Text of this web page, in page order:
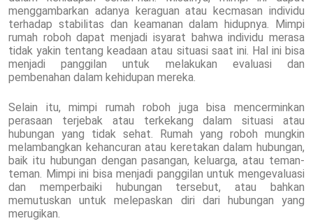
menggambarkan adanya keraguan atau kecmasan individu
terhadap stabilitas dan keamanan dalam hidupnya. Mimpi
rumah roboh dapat menjadi isyarat bahwa individu merasa
tidak yakin tentang keadaan atau situasi saat ini. Hal ini bisa
menjadi panggilan untuk melakukan evaluasi dan
pembenahan dalam kehidupan mereka.
Selain itu, mimpi rumah roboh juga bisa mencerminkan
perasaan terjebak atau terkekang dalam situasi atau
hubungan yang tidak sehat. Rumah yang roboh mungkin
melambangkan kehancuran atau keretakan dalam hubungan,
baik itu hubungan dengan pasangan, keluarga, atau teman-
teman. Mimpi ini bisa menjadi panggilan untuk mengevaluasi
dan memperbaiki hubungan tersebut, atau bahkan
memutuskan untuk melepaskan diri dari hubungan yang
merugikan.